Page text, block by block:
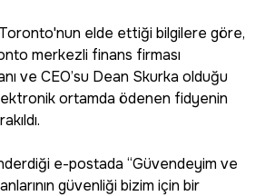
elde ettiği bilgilere göre,
merkezli finans firması
ve CEO’su Dean Skurka olduğu
ortamda ödenen fidyenin
e-postada “Güvendeyim ve
güvenliği bizim için bir